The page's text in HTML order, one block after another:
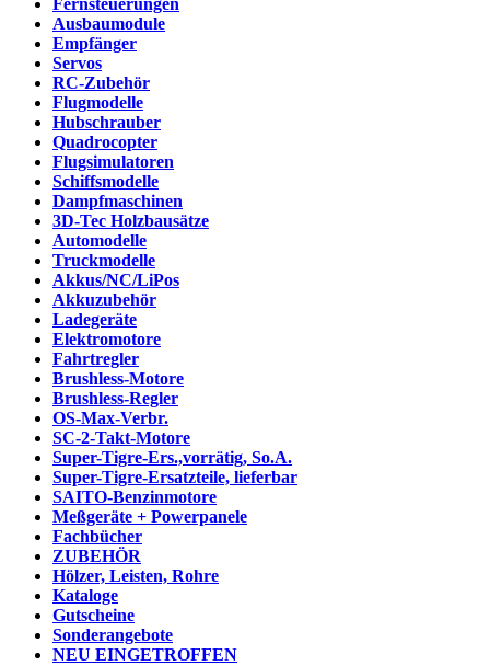
Fernsteuerungen
Ausbaumodule
Empfänger
Servos
RC-Zubehör
Flugmodelle
Hubschrauber
Quadrocopter
Flugsimulatoren
Schiffsmodelle
Dampfmaschinen
3D-Tec Holzbausätze
Automodelle
Truckmodelle
Akkus/NC/LiPos
Akkuzubehör
Ladegeräte
Elektromotore
Fahrtregler
Brushless-Motore
Brushless-Regler
OS-Max-Verbr.
SC-2-Takt-Motore
Super-Tigre-Ers.,vorrätig, So.A.
Super-Tigre-Ersatzteile, lieferbar
SAITO-Benzinmotore
Meßgeräte + Powerpanele
Fachbücher
ZUBEHÖR
Hölzer, Leisten, Rohre
Kataloge
Gutscheine
Sonderangebote
NEU EINGETROFFEN